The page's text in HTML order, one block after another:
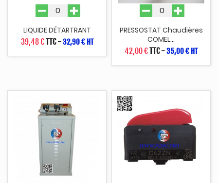
LIQUIDE DÉTARTRANT
39,48 €TTC-32,90 € HT
PRESSOSTAT Chaudières
COMEL...
42,00 €TTC-35,00 € HT